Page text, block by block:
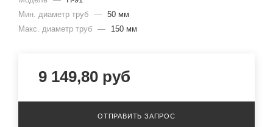
Мин. диаметр труб — 50 мм
Макс. диаметр труб — 150 мм
9 149,80 руб
ОТПРАВИТЬ ЗАПРОС